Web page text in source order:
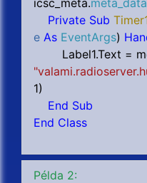
icsc_meta.meta_data
Private Sub
e As EventArgs)
Label1.Text =
1)
End Sub
End Class
Példa 2: